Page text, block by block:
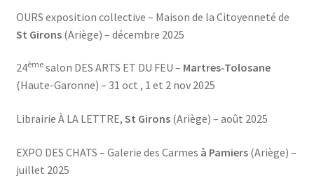
menu
Sur mesure
Ouvrir
Boutique
OURS exposition collective – Maison de la Citoyenneté de
St Girons(Ariège) – décembre 2025
24èmesalon DES ARTS ET DU FEU – Martres-Tolosane
(Haute-Garonne) – 31 oct , 1 et 2 nov 2025
Librairie À LA LETTRE, St Girons(Ariège) – août 2025
EXPO DES CHATS – Galerie des Carmes à Pamiers(Ariège) –
juillet 2025